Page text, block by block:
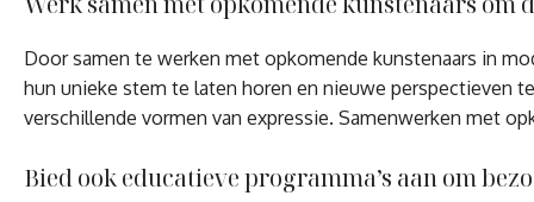
Door samen te werken met opkomende kunstenaars in
hun unieke stem te laten horen en nieuwe perspectieven
verschillende vormen van expressie. Samenwerken met
Bied ook educatieve programma’s aan om